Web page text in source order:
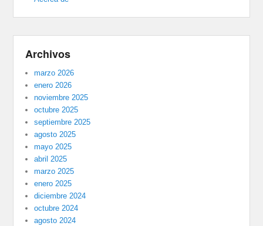
Archivos
marzo 2026
enero 2026
noviembre 2025
octubre 2025
septiembre 2025
agosto 2025
mayo 2025
abril 2025
marzo 2025
enero 2025
diciembre 2024
octubre 2024
agosto 2024